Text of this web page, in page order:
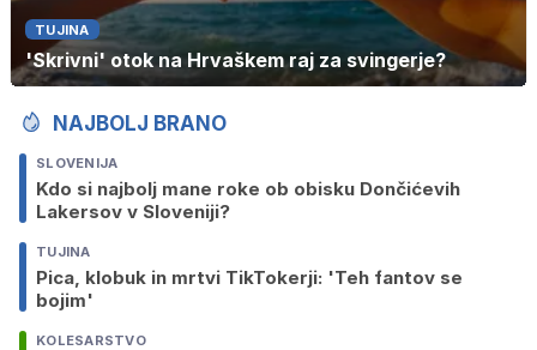
TUJINA
'Skrivni' otok na Hrvaškem raj za svingerje?
NAJBOLJ BRANO
SLOVENIJA
Kdo si najbolj mane roke ob obisku Dončićevih
Lakersov v Sloveniji?
TUJINA
Pica, klobuk in mrtvi TikTokerji: 'Teh fantov se
bojim'
KOLESARSTVO